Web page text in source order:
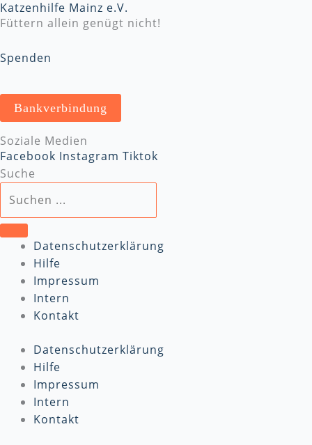
Katzenhilfe Mainz e.V.
Füttern allein genügt nicht!
Spenden
Bankverbindung
Soziale Medien
Facebook Instagram Tiktok
Suche
Datenschutzerklärung
Hilfe
Impressum
Intern
Kontakt
Datenschutzerklärung
Hilfe
Impressum
Intern
Kontakt